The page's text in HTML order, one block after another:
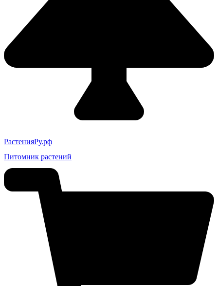
РастенияРу.рф
Питомник растений